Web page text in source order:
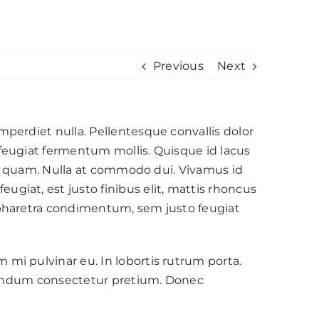
Previous Next
nulla. Pellentesque convallis dolor
fermentum mollis. Quisque id lacus
Nulla at commodo dui. Vivamus id
est justo finibus elit, mattis rhoncus
condimentum, sem justo feugiat
mi pulvinar eu. In lobortis rutrum porta.
consectetur pretium. Donec